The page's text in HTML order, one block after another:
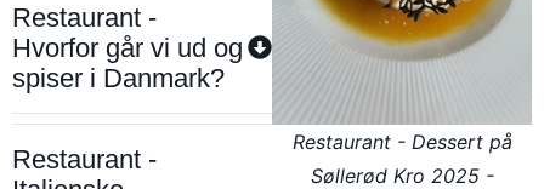
Restaurant -
Hvorfor går vi ud og
spiser i Danmark?
Restaurant -
Restaurant - Dessert på
Søllerød Kro 2025 -